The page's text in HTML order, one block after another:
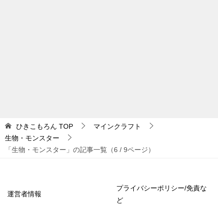
ひきこもろん TOP
マインクラフト
生物・モンスター
「生物・モンスター」の記事一覧（6 / 9ページ）
運営者情報
プライバシーポリシー/免責な
ど